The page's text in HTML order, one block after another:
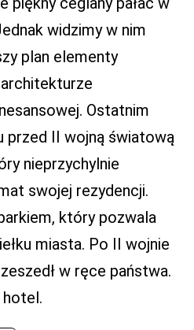
widzimy w nim
plan elementy
Ostatnim
przed II wojną światową
nieprzychylnie
swojej rezydencji.
który pozwala
miasta. Po II wojnie
w ręce państwa.
hotel.